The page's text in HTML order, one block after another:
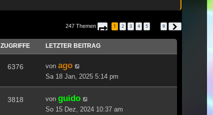
247 Themen Seite von
1 2 3 4 5 9
ZUGRIFFE LETZTER BEITRAG
6376 von ago
Sa 18 Jan, 2025 5:14 pm
3818 von guido
So 15 Dez, 2024 10:37 am